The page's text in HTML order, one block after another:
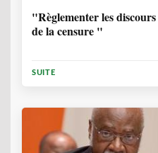
"Règlementer les
de la censure "
SUITE